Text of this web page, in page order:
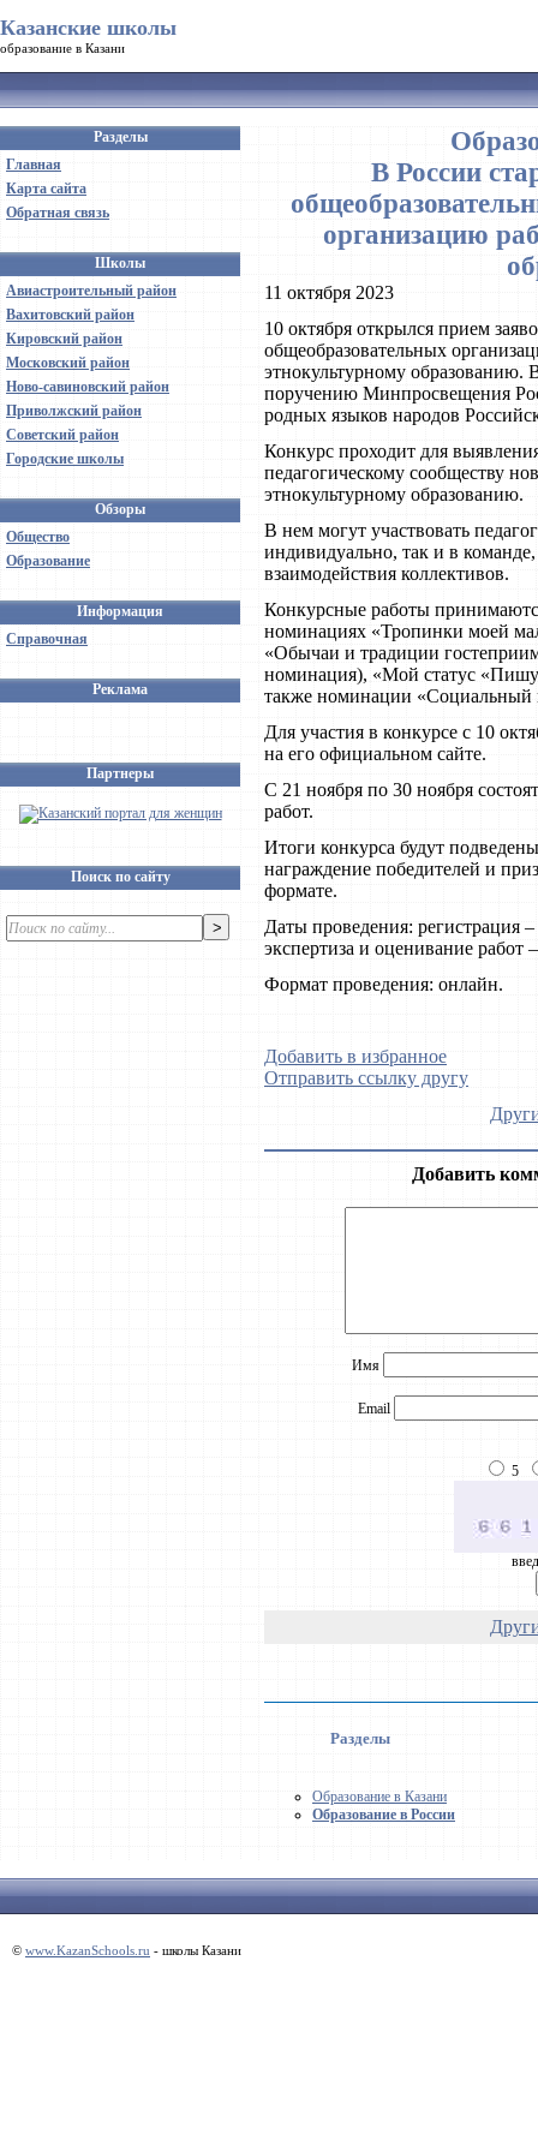
Казанские школы
образование в Казани
Разделы
Главная
Карта сайта
Обратная связь
Школы
Авиастроительный район
Вахитовский район
Кировский район
Московский район
Ново-савиновский район
Приволжский район
Советский район
Городские школы
Обзоры
Общество
Образование
Информация
Справочная
Реклама
Партнеры
Поиск по сайту
В России
организацию
11 октября 2023
10 октября открылся прием
общеобразовательных
этнокультурному образованию.
поручению Минпросвещения
родных языков народов
Конкурс проходит для
педагогическому сообществу
этнокультурному образованию.
В нем могут участвовать
индивидуально, так и в
взаимодействия коллективов.
Конкурсные работы
номинациях «Тропинки моей
«Обычаи и традиции
номинация), «Мой статус «Пишу
также номинации «Социальный
Для участия в конкурсе с 10
на его официальном сайте.
С 21 ноября по 30 ноября
работ.
Итоги конкурса будут
награждение победителей и
формате.
Даты проведения: регистрация
экспертиза и оценивание работ
Формат проведения: онлайн.
Добавить в избранное
Отправить ссылку другу
Добавить
Имя
Email
5
Разделы
Образование в Казани
Образование в России
© www.KazanSchools.ru - школы Казани